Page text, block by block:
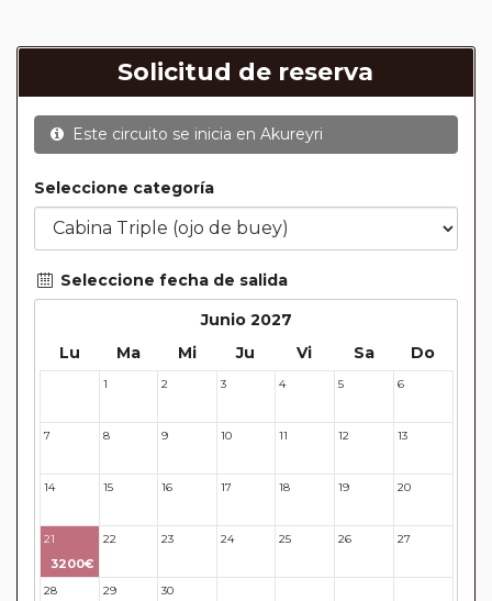
Solicitud de reserva
Este circuito se inicia en Akureyri
Seleccione categoría
Seleccione fecha de salida
Junio 2027
Lu
Ma Mi Ju Vi Sa Do
1 2 3 4 5 6
7 8 9 10 11 12 13
14 15 16 17 18 19 20
21
3200€
22 23 24 25 26 27
28 29 30